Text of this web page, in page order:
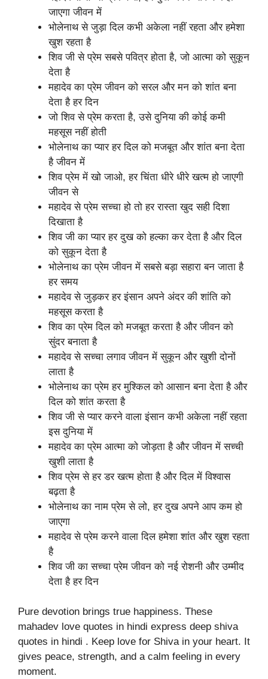
जाएगा जीवन में
भोलेनाथ से जुड़ा दिल कभी अकेला नहीं रहता और हमेशा
खुश रहता है
शिव जी से प्रेम सबसे पवित्र होता है, जो आत्मा को सुकून
देता है
महादेव का प्रेम जीवन को सरल और मन को शांत बना
देता है हर दिन
जो शिव से प्रेम करता है, उसे दुनिया की कोई कमी
महसूस नहीं होती
भोलेनाथ का प्यार हर दिल को मजबूत और शांत बना देता
है जीवन में
शिव प्रेम में खो जाओ, हर चिंता धीरे धीरे खत्म हो जाएगी
जीवन से
महादेव से प्रेम सच्चा हो तो हर रास्ता खुद सही दिशा
दिखाता है
शिव जी का प्यार हर दुख को हल्का कर देता है और दिल
को सुकून देता है
भोलेनाथ का प्रेम जीवन में सबसे बड़ा सहारा बन जाता है
हर समय
महादेव से जुड़कर हर इंसान अपने अंदर की शांति को
महसूस करता है
शिव का प्रेम दिल को मजबूत करता है और जीवन को
सुंदर बनाता है
महादेव से सच्चा लगाव जीवन में सुकून और खुशी दोनों
लाता है
भोलेनाथ का प्रेम हर मुश्किल को आसान बना देता है और
दिल को शांत करता है
शिव जी से प्यार करने वाला इंसान कभी अकेला नहीं रहता
इस दुनिया में
महादेव का प्रेम आत्मा को जोड़ता है और जीवन में सच्ची
खुशी लाता है
शिव प्रेम से हर डर खत्म होता है और दिल में विश्वास
बढ़ता है
भोलेनाथ का नाम प्रेम से लो, हर दुख अपने आप कम हो
जाएगा
महादेव से प्रेम करने वाला दिल हमेशा शांत और खुश रहता
है
शिव जी का सच्चा प्रेम जीवन को नई रोशनी और उम्मीद
देता है हर दिन
Pure devotion brings true happiness. These
mahadev love quotes in hindi express deep shiva
quotes in hindi . Keep love for Shiva in your heart. It
gives peace, strength, and a calm feeling in every
moment.